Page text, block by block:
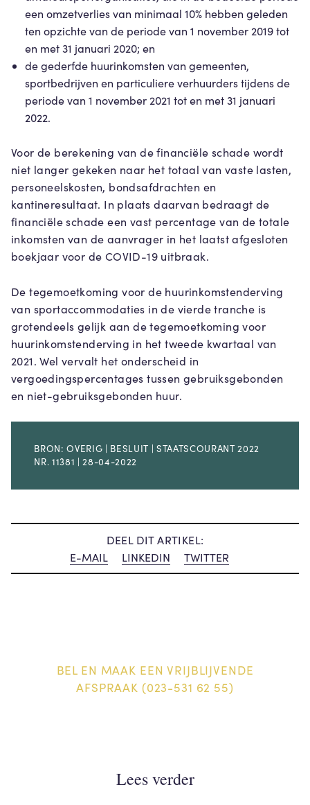
een omzetverlies van minimaal 10% hebben geleden
ten opzichte van de periode van 1 november 2019 tot
en met 31 januari 2020; en
de gederfde huurinkomsten van gemeenten,
sportbedrijven en particuliere verhuurders tijdens de
periode van 1 november 2021 tot en met 31 januari
2022.
Voor de berekening van de financiële schade wordt
niet langer gekeken naar het totaal van vaste lasten,
personeelskosten, bondsafdrachten en
kantineresultaat. In plaats daarvan bedraagt de
financiële schade een vast percentage van de totale
inkomsten van de aanvrager in het laatst afgesloten
boekjaar voor de COVID-19 uitbraak.
De tegemoetkoming voor de huurinkomstenderving
van sportaccommodaties in de vierde tranche is
grotendeels gelijk aan de tegemoetkoming voor
huurinkomstenderving in het tweede kwartaal van
2021. Wel vervalt het onderscheid in
vergoedingspercentages tussen gebruiksgebonden
en niet-gebruiksgebonden huur.
BRON: OVERIG | BESLUIT | STAATSCOURANT 2022
NR. 11381 | 28-04-2022
DEEL DIT ARTIKEL:
E-MAIL
LINKEDIN TWITTER
BEL EN MAAK EEN VRIJBLIJVENDE
AFSPRAAK (023-531 62 55)
Lees verder